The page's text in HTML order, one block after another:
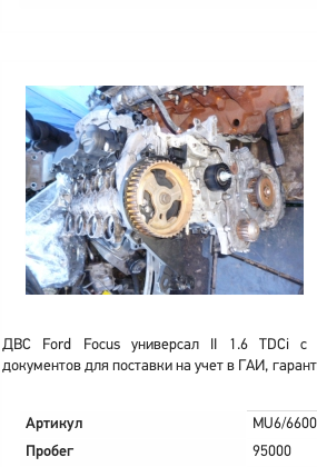
ДВС Ford Focus универсал II 1.6 TDCi с
документов для поставки на учет в ГАИ,
Артикул
MU6/6600
Пробег
95000